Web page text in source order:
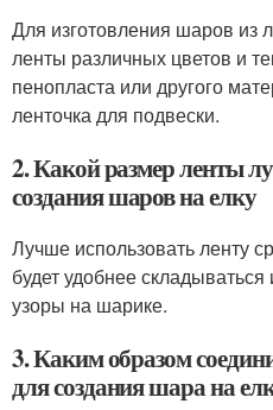
Для изготовления шаров из
ленты различных цветов и
пенопласта или другого
ленточка для подвески.
2. Какой размер ленты
создания шаров на елку
Лучше использовать ленту
будет удобнее
узоры на шарике.
3. Каким образом
для создания шара на